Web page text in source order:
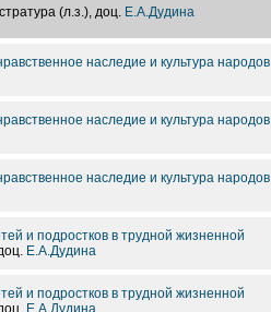
(л.з.), доц. Е.А.Дудина
наследие и культура народов
наследие и культура народов
наследие и культура народов
и подростков в трудной жизненной
Е.А.Дудина
и подростков в трудной жизненной